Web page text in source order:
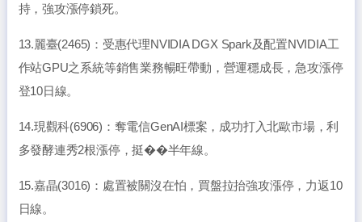
持，強攻漲停鎖死。
13.麗臺(2465)：受惠代理NVIDIA DGX Spark及配置NVIDIA工
作站GPU之系統等銷售業務暢旺帶動，營運穩成長，急攻漲停
登10日線。
14.現觀科(6906)：奪電信GenAI標案，成功打入北歐市場，利
多發酵連秀2根漲停，挺��半年線。
15.嘉晶(3016)：處置被關沒在怕，買盤拉抬強攻漲停，力返10
日線。